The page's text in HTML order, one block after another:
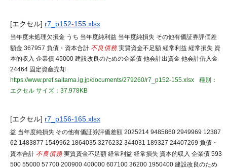
[エクセル] r7_p152-155.xlsx
当年度未処理欠損金 うち 当年度純利益 当年度純損失 その他有価証券評価差
額金 367957 負債・資本合計 不良債務実質資金不足額 経常利益 経常損失 資
本的収入 企業債 45000 建設改良のための企業債 他会計出資金 他会計借入金
24464 固定資産売却
https://www.pref.saitama.lg.jp/documents/279260/r7_p152-155.xlsx
種別：
エクセル サイズ：37.978KB
[エクセル] r7_p156-165.xlsx
益 当年度純損失 その他有価証券評価差額 2025214 9485860 2949969 12387
62 1483877 1549962 1864035 3276232 344031 189327 24407269 負債・
資本合計 不良債務実質資金不足額 経常利益 経常損失 資本的収入 企業債 593
500 55000 57700 200900 400000 607100 36200 1950400 建設改良のため